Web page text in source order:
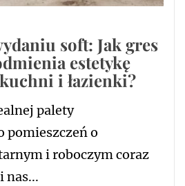
soft: Jak gres
estetykę
i łazienki?
palety
pomieszczeń o
i roboczym coraz
nas...